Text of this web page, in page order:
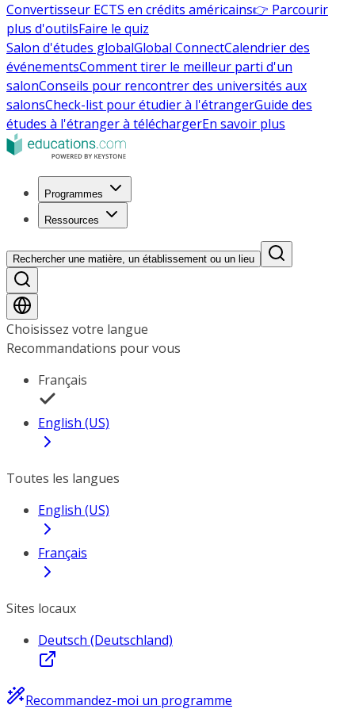
Convertisseur ECTS en crédits américains👉 Parcourir
plus d'outilsFaire le quiz
Salon d'études globalGlobal ConnectCalendrier des
événementsComment tirer le meilleur parti d'un
salonConseils pour rencontrer des universités aux
salonsCheck-list pour étudier à l'étrangerGuide des
études à l'étranger à téléchargerEn savoir plus
Programmes
Ressources
Rechercher une matière, un établissement ou un lieu
Choisissez votre langue
Recommandations pour vous
Français
English (US)
Toutes les langues
English (US)
Français
Sites locaux
Deutsch (Deutschland)
Recommandez-moi un programme